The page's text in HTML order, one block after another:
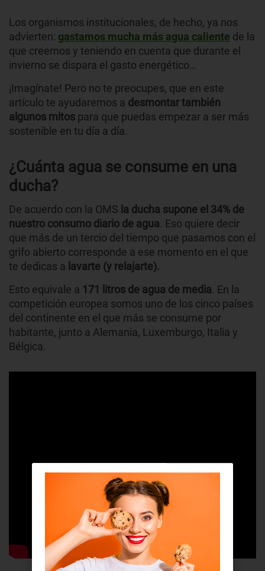
Los organismos institucionales, de hecho, ya nos
advierten: gastamos mucha más agua caliente de la
que creemos y teniendo en cuenta que durante el
invierno se dispara el gasto energético…
¡Imagínate! Pero no te preocupes, que en este
artículo te ayudaremos a desmontar también
algunos mitos para que puedas empezar a ser más
sostenible en tu día a día.
¿Cuánta agua se consume en una
ducha?
De acuerdo con la OMS la ducha supone el 34% de
nuestro consumo diario de agua. Eso quiere decir
que más de un tercio del tiempo que pasamos con el
grifo abierto corresponde a ese momento en el que
te dedicas a lavarte (y relajarte).
Esto equivale a 171 litros de agua de media. En la
competición europea somos uno de los cinco países
del continente en el que más se consume por
habitante, junto a Alemania, Luxemburgo, Italia y
Bélgica.